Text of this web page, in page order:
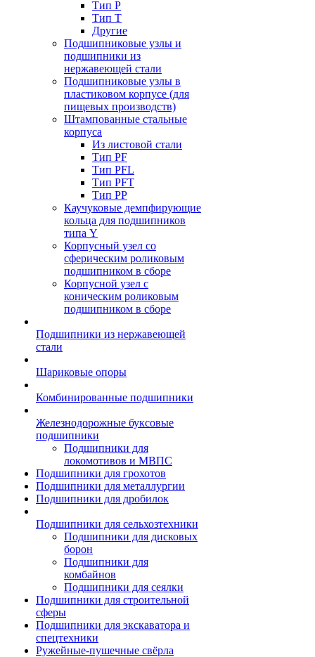
Тип P
Тип T
Другие
Подшипниковые узлы и
подшипники из
нержавеющей стали
Подшипниковые узлы в
пластиковом корпусе (для
пищевых производств)
Штампованные стальные
корпуса
Из листовой стали
Тип PF
Тип PFL
Тип PFT
Тип PP
Каучуковые демпфирующие
кольца для подшипников
типа Y
Корпусный узел со
сферическим роликовым
подшипником в сборе
Корпусной узел с
коническим роликовым
подшипником в сборе
Подшипники из нержавеющей
стали
Шариковые опоры
Комбинированные подшипники
Железнодорожные буксовые
подшипники
Подшипники для
локомотивов и МВПС
Подшипники для грохотов
Подшипники для металлургии
Подшипники для дробилок
Подшипники для сельхозтехники
Подшипники для дисковых
борон
Подшипники для
комбайнов
Подшипники для сеялки
Подшипники для строительной
сферы
Подшипники для экскаватора и
спецтехники
Ружейные-пушечные свёрла